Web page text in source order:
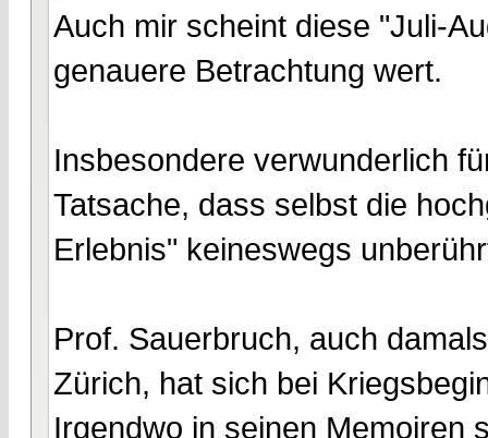
Auch mir scheint diese "Juli-
genauere Betrachtung wert.
Insbesondere verwunderlich
Tatsache, dass selbst die
Erlebnis" keineswegs
Prof. Sauerbruch, auch
Zürich, hat sich bei
Irgendwo in seinen Memoiren